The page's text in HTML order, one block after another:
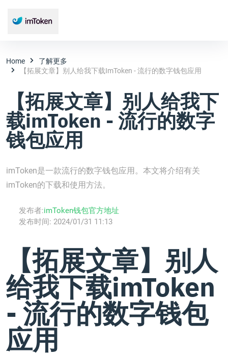
Home
了解更多
【拓展文章】别人给我下载imToken - 流行的数字钱包应用
【拓展文章】别人给我下
载imToken - 流行的数字
钱包应用
imToken是一款流行的数字钱包应用。本文将介绍有关
imToken的下载和使用方法。
发布者:imToken钱包官方地址
发布时间: 2024/01/31 11:13
【拓展文章】别人
给我下载imToken
- 流行的数字钱包
应用